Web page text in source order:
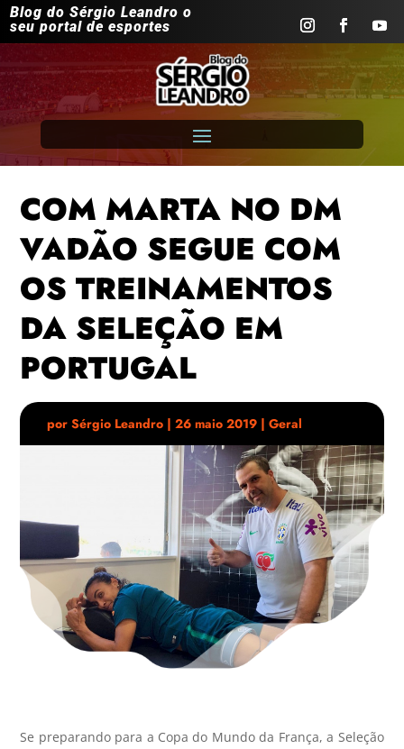
Blog do Sérgio Leandro o
seu portal de esportes
COM MARTA NO DM
VADÃO SEGUE COM
OS TREINAMENTOS
DA SELEÇÃO EM
PORTUGAL
porSérgio Leandro |26 maio 2019 |Geral
Se preparando para a Copa do Mundo da França, a Seleção